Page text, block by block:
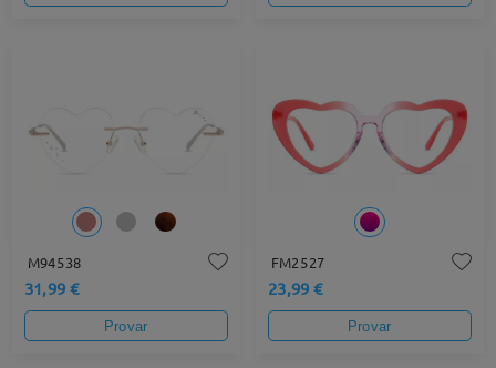
M94538
31,99 €
Provar
FM2527
23,99 €
Provar